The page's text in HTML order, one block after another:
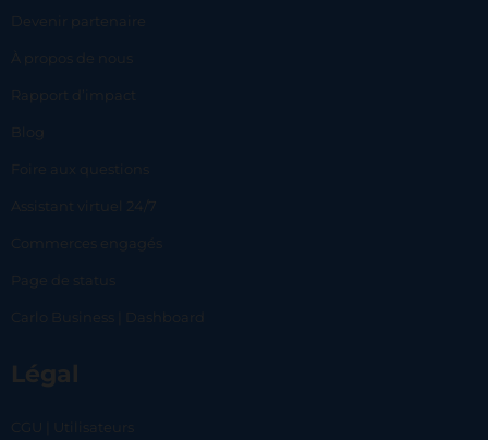
Devenir partenaire
À propos de nous
Rapport d’impact
Blog
Foire aux questions
Assistant virtuel 24/7
Commerces engagés
Page de status
Carlo Business | Dashboard
Légal
CGU | Utilisateurs